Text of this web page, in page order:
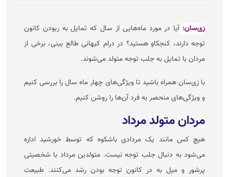
زی‌سان: آیا در مورد ماه‌هایی از سال که تمایل به ربودن کانون
توجه دارند، کنجکاو هستید؟ در درام کیهانی طالع بینی، برخی از
مردان با تمایل به جلب توجه متولد می‌شوند.
با زی‌سان همراه باشید تا ویژگی‌های چهار ماه سال را بررسی کنیم
و ویژگی‌های منحصر به فرد آن‌ها را روشن کنیم.
مردان متولد مرداد
هیچ کس مانند یک مردادی باشکوه که توسط خورشید اداره
می‌شود به دنبال جلب توجه نیست. متولدین مرداد با شخصیتی
پرشور و میل به در کانون توجه بودن رشد می‌کنند. طبیعت